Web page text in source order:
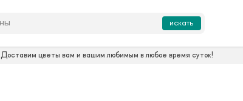
искать
Доставим цветы вам и вашим любимым в любое время суток!